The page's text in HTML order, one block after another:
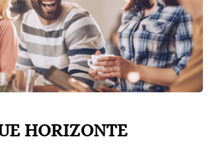
HORIZONTE